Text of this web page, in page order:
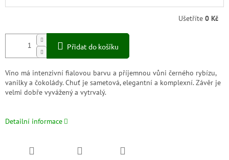
Ušetříte 0 Kč
Přidat do košíku
Víno má intenzivní fialovou barvu a příjemnou vůni černého rybízu,
vanilky a čokolády. Chuť je sametová, elegantní a komplexní. Závěr je
velmi dobře vyvážený a vytrvalý.
Detailní informace